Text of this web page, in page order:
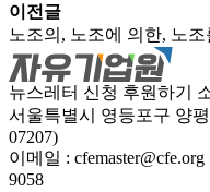
이전글
노조의, 노조에 의한, 노조
뉴스레터 신청 후원하기
서울특별시 영등포구 양
07207)
이메일 : cfemaster@cfe.org
9058